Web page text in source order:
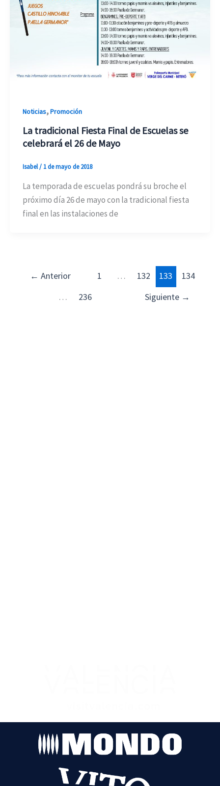
Noticias,Promoción
La tradicional Fiesta Final de Escuelas se
celebrará el 26 de Mayo
Isabel/ 1 de mayo de 2018
La temporada de escuelas pondrá su broche el
próximo día 26 de mayo con la tradicional fiesta
final en las instalaciones de
← Anterior 1 … 132 133
134
…
236 Siguiente →